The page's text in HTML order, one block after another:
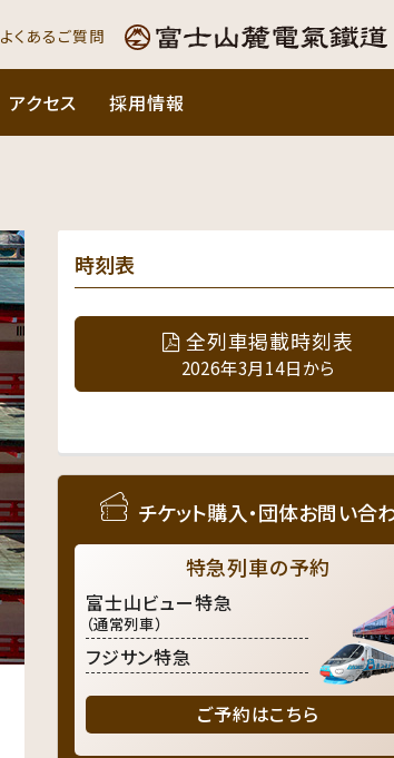
よくあるご質問
アクセス 採用情報
時刻表
全列車掲載時刻表
2026年3月14日から
チケット購入・団体お問い合
特急列車の予約
富士山ビュー特急
（通常列車）
フジサン特急
ご予約はこちら